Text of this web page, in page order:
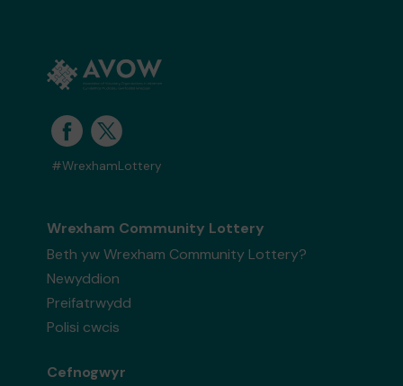
#WrexhamLottery
Wrexham Community Lottery
Beth yw Wrexham Community Lottery?
Newyddion
Preifatrwydd
Polisi cwcis
Cefnogwyr